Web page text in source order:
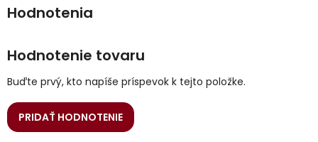
Hodnotenie tovaru
Buďte prvý, kto napíše príspevok k tejto položke.
PRIDAŤ HODNOTENIE